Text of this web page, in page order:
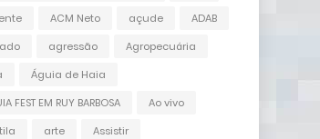
ACM Neto açude
ADAB
agressão
Agropecuária
Águia de Haia
FEST EM RUY BARBOSA
Ao vivo
arte
Assistir